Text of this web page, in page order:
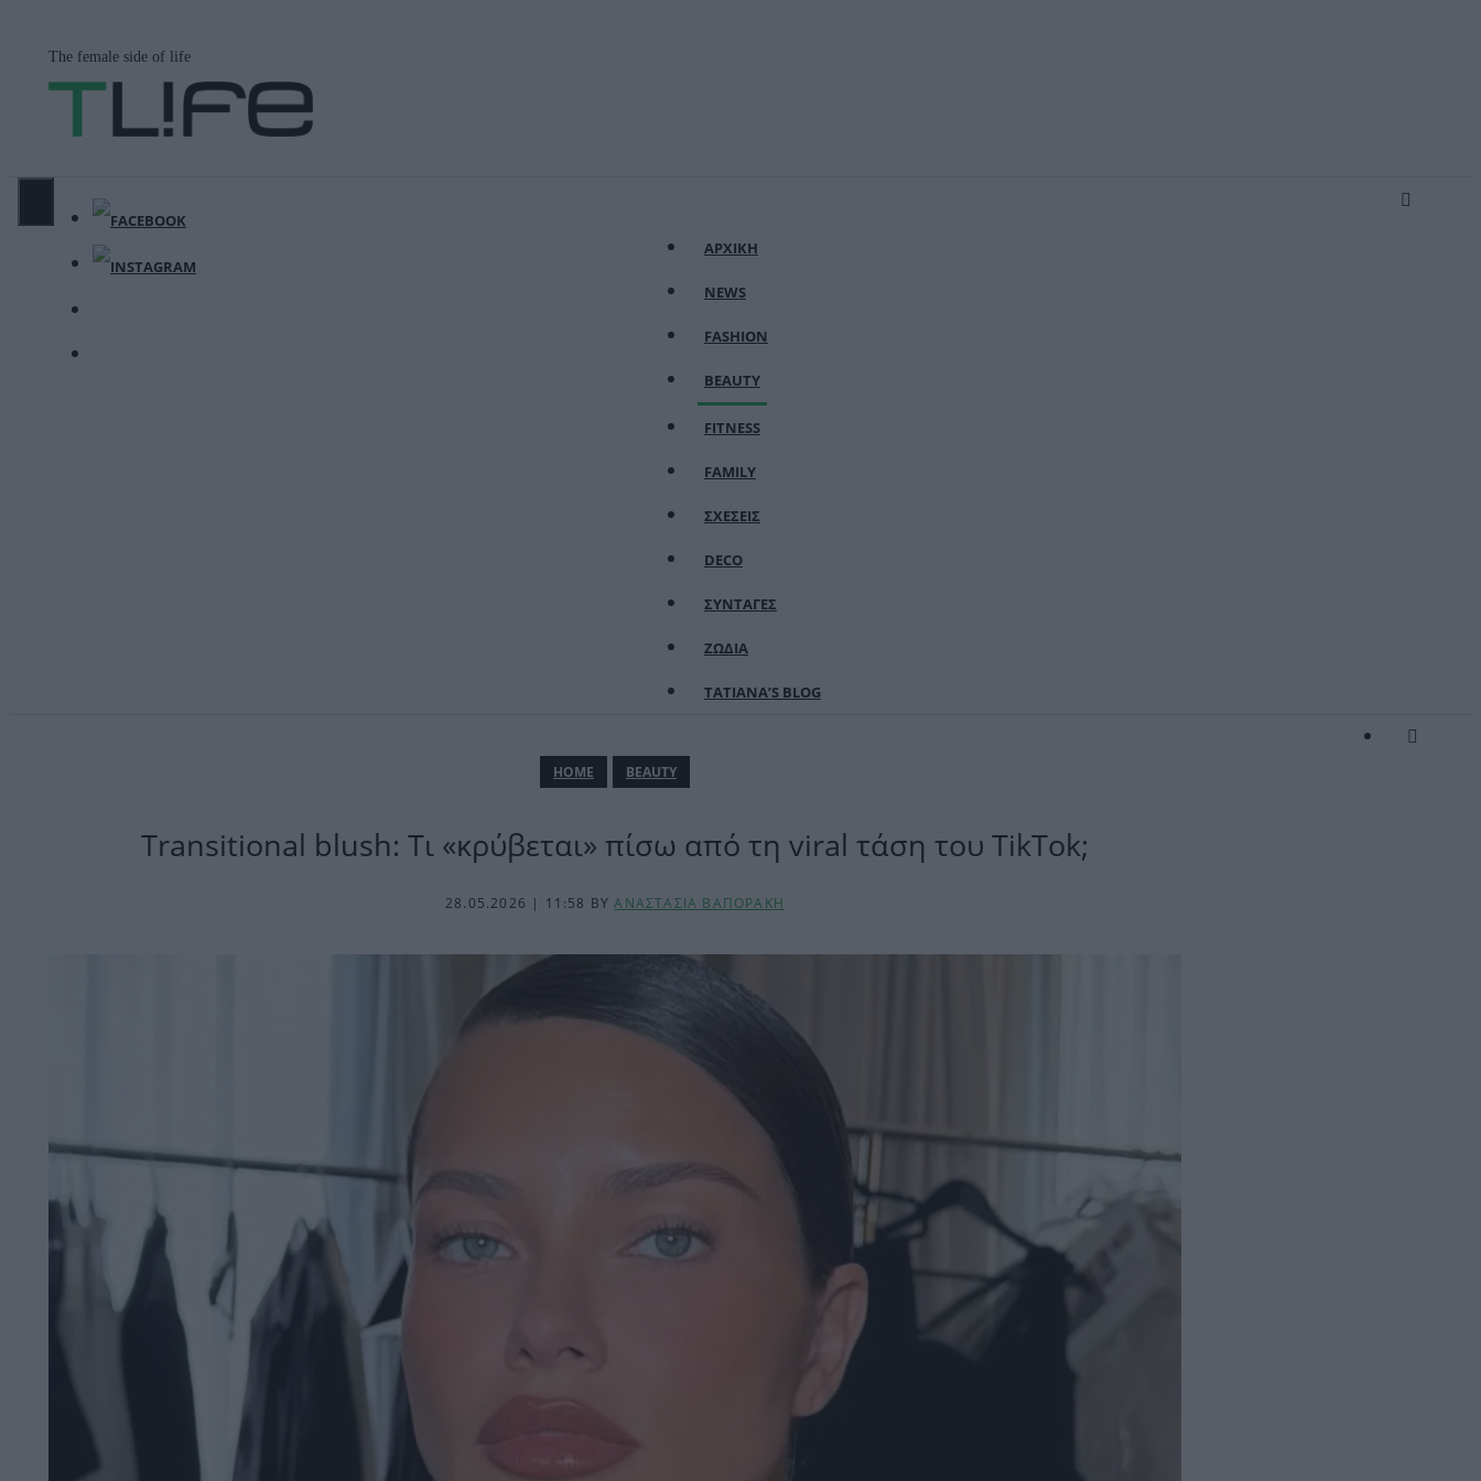
περιεχόμενο
The female side of life
ΑΡΧΙΚΗ
NEWS
FASHION
BEAUTY
FITNESS
FAMILY
ΣΧΕΣΕΙΣ
DECO
ΣΥΝΤΑΓΕΣ
ΖΩΔΙΑ
TATIANA’S BLOG
ΗΟΜΕ BEAUTY
Transitional blush: Τι «κρύβεται» πίσω από τη viral τάση του TikTok;
28.05.2026 | 11:58 BYΑΝΑΣΤΑΣΙΑ ΒΑΠΟΡΑΚΗ